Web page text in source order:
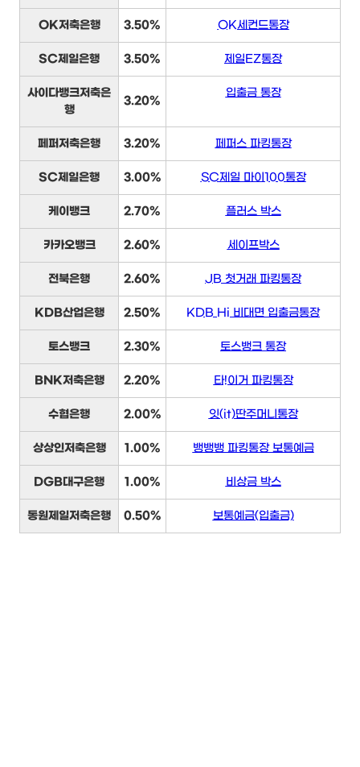
OK저축은행 3.50% OK세컨드통장
SC제일은행 3.50% 제일EZ통장
사이다뱅크저축은
행
3.20%
입출금 통장
페퍼저축은행 3.20% 페퍼스 파킹통장
SC제일은행 3.00% SC제일 마이100통장
케이뱅크 2.70% 플러스 박스
카카오뱅크 2.60% 세이프박스
전북은행 2.60% JB 첫거래 파킹통장
KDB산업은행 2.50% KDB Hi 비대면 입출금통장
토스뱅크 2.30% 토스뱅크 통장
BNK저축은행 2.20% 타!이거 파킹통장
수협은행 2.00% 잇(it)딴주머니통장
상상인저축은행 1.00% 뱅뱅뱅 파킹통장 보통예금
DGB대구은행 1.00% 비상금 박스
동원제일저축은행 0.50% 보통예금(입출금)